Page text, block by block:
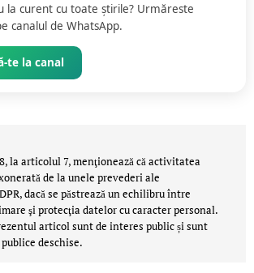
la curent cu toate știrile? Urmăreste
canalul de WhatsApp.
te la canal
la articolul 7, menţionează că activitatea
de la unele prevederi ale
dacă se păstrează un echilibru între
şi protecţia datelor cu caracter personal.
articol sunt de interes public și sunt
deschise.